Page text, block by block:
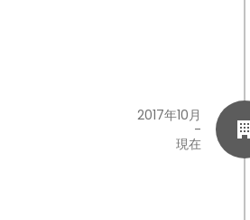
2017年10月
-
現在